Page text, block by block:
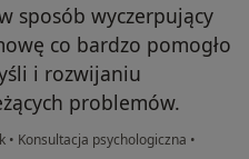
sposób wyczerpujący
co bardzo pomogło
i rozwijaniu
problemów.
• Konsultacja psychologiczna •